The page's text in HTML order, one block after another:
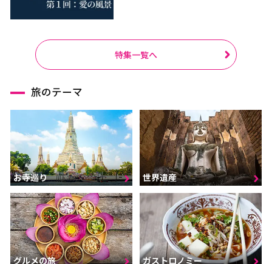
特集一覧へ
旅のテーマ
お寺巡り 世界遺産
グルメの旅 ガストロノミー